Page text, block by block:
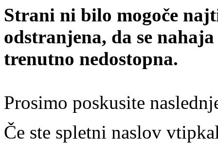
Strani ni bilo mogoče
odstranjena, da se
trenutno nedostopna.
Prosimo poskusite
Če ste spletni naslov